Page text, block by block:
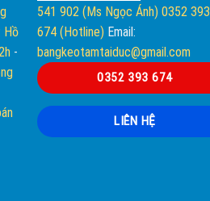
Hồ
-
541 902 (Ms Ngọc Ánh) 0352 393
674 (Hotline) Email:
bangkeotamtaiduc@gmail.com
0352 393 674
LIÊN HỆ